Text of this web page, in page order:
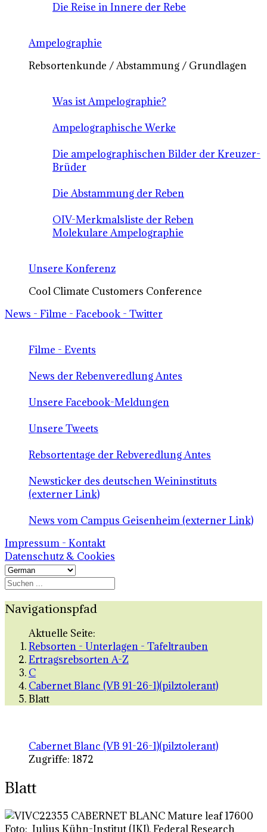
Die Reise in Innere der Rebe
Ampelographie
Rebsortenkunde / Abstammung / Grundlagen
Was ist Ampelographie?
Ampelographische Werke
Die ampelographischen Bilder der Kreuzer-
Brüder
Die Abstammung der Reben
OIV-Merkmalsliste der Reben
Molekulare Ampelographie
Unsere Konferenz
Cool Climate Customers Conference
News - Filme - Facebook - Twitter
Filme - Events
News der Rebenveredlung Antes
Unsere Facebook-Meldungen
Unsere Tweets
Rebsortentage der Rebveredlung Antes
Newsticker des deutschen Weininstituts
(externer Link)
News vom Campus Geisenheim (externer Link)
Impressum - Kontakt
Datenschutz & Cookies
Navigationspfad
Aktuelle Seite:
Rebsorten - Unterlagen - Tafeltrauben
Ertragsrebsorten A-Z
C
Cabernet Blanc (VB 91-26-1)(pilztolerant)
Blatt
Cabernet Blanc (VB 91-26-1)(pilztolerant)
Zugriffe: 1872
Blatt
Foto: Julius Kühn-Institut (JKI), Federal Research